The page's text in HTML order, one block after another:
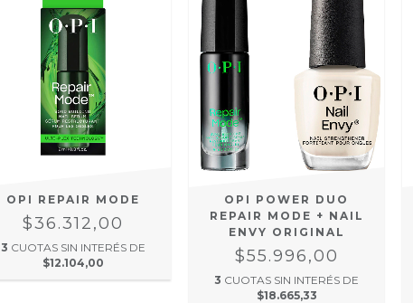
OPI REPAIR MODE
$36.312,00
3 CUOTAS SIN INTERÉS DE
$12.104,00
OPI POWER DUO
REPAIR MODE + NAIL
ENVY ORIGINAL
$55.996,00
3 CUOTAS SIN INTERÉS DE
$18.665,33